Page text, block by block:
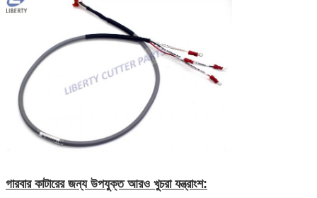
গারবার কাটারের জন্য উপযুক্ত আরও খুচরা যন্ত্রাংশ: